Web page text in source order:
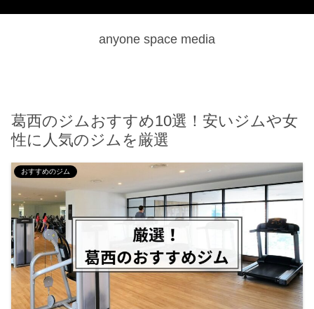
anyone space media
葛西のジムおすすめ10選！安いジムや女
性に人気のジムを厳選
おすすめのジム